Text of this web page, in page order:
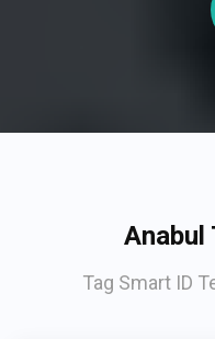
Anabul
Tag Smart ID